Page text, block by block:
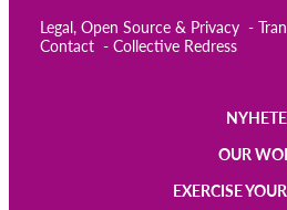
Legal, Open Source & Privacy
Contact
Collective Redress
OUR
EXERCISE